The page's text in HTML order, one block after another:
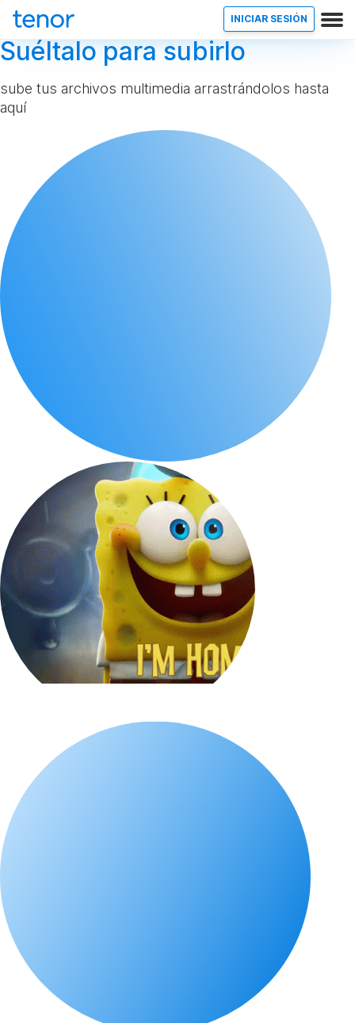
INICIAR SESIÓN
Suéltalo para subirlo
sube tus archivos multimedia arrastrándolos hasta
aquí